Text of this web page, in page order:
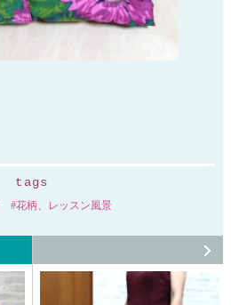
tags
花柄、レッスン風景